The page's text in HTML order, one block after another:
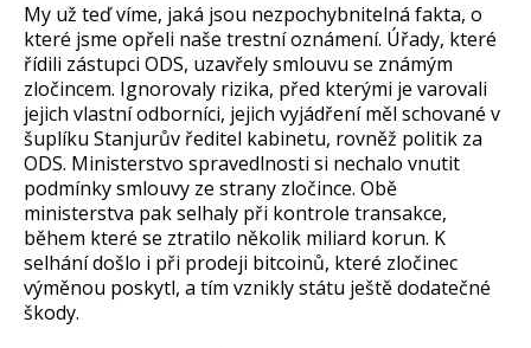
My už teď víme, jaká jsou nezpochybnitelná fakta, o
které jsme opřeli naše trestní oznámení. Úřady, které
řídili zástupci ODS, uzavřely smlouvu se známým
zločincem. Ignorovaly rizika, před kterými je varovali
jejich vlastní odborníci, jejich vyjádření měl schované v
šuplíku Stanjurův ředitel kabinetu, rovněž politik za
ODS. Ministerstvo spravedlnosti si nechalo vnutit
podmínky smlouvy ze strany zločince. Obě
ministerstva pak selhaly při kontrole transakce,
během které se ztratilo několik miliard korun. K
selhání došlo i při prodeji bitcoinů, které zločinec
výměnou poskytl, a tím vznikly státu ještě dodatečné
škody.